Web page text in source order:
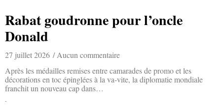
Rabat goudronne pour l’oncle
Donald
27 juillet 2026
Aucun commentaire
Après les médailles remises entre camarades de promo et les
décorations en toc épinglées à la va-vite, la diplomatie mondiale
franchit un nouveau cap dans…